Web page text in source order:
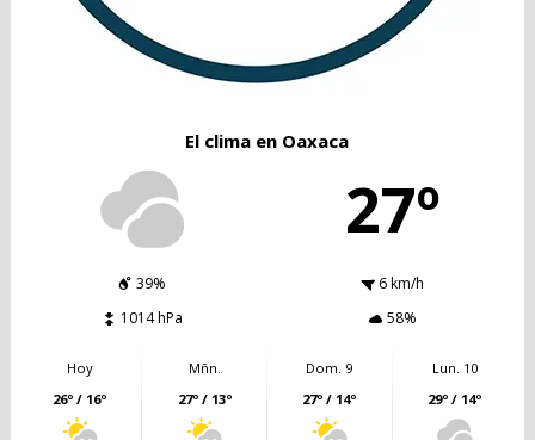
El clima en Oaxaca
27º
39%
6 km/h
1014 hPa
58%
Hoy
26º / 16º
Mñn.
27º / 13º
Dom. 9
27º / 14º
Lun. 10
29º / 14º